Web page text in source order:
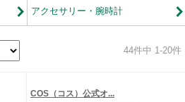
アクセサリー・腕時計
44件中 1-20件
COS（コス）公式オ...